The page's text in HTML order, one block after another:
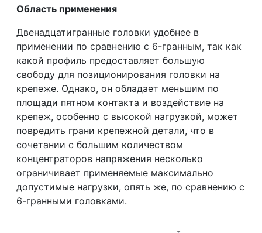
Область применения
Двенадцатигранные головки удобнее в
применении по сравнению с 6-гранным, так как
какой профиль предоставляет большую
свободу для позиционирования головки на
крепеже. Однако, он обладает меньшим по
площади пятном контакта и воздействие на
крепеж, особенно с высокой нагрузкой, может
повредить грани крепежной детали, что в
сочетании с большим количеством
концентраторов напряжения несколько
ограничивает применяемые максимально
допустимые нагрузки, опять же, по сравнению с
6-гранными головками.